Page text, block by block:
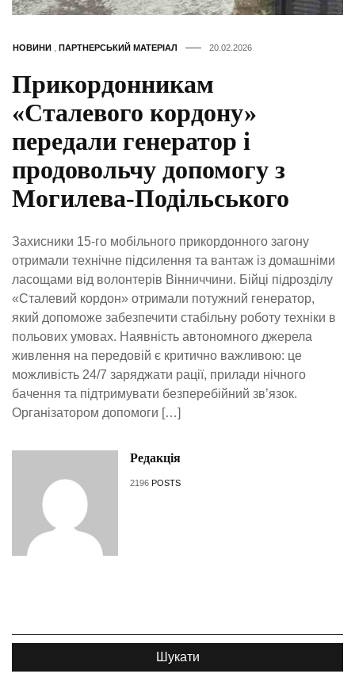
НОВИНИ ПАРТНЕРСЬКИЙ МАТЕРІАЛ 20.02.2026
Прикордонникам
«Сталевого кордону»
передали генератор і
продовольчу допомогу з
Могилева-Подільського
Захисники 15-го мобільного прикордонного загону
отримали технічне підсилення та вантаж із домашніми
ласощами від волонтерів Вінниччини. Бійці підрозділу
«Сталевий кордон» отримали потужний генератор,
який допоможе забезпечити стабільну роботу техніки в
польових умовах. Наявність автономного джерела
живлення на передовій є критично важливою: це
можливість 24/7 заряджати рації, прилади нічного
бачення та підтримувати безперебійний зв’язок.
Організатором допомоги […]
Редакція
2196 POSTS